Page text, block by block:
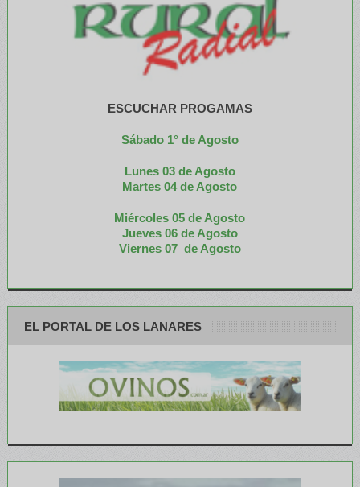
ESCUCHAR PROGAMAS
Sábado 1° de Agosto
Lunes 03 de Agosto
Martes 04 de Agosto
Miércoles 05 de Agosto
Jueves 06 de Agosto
Viernes 07 de Agosto
EL PORTAL DE LOS LANARES